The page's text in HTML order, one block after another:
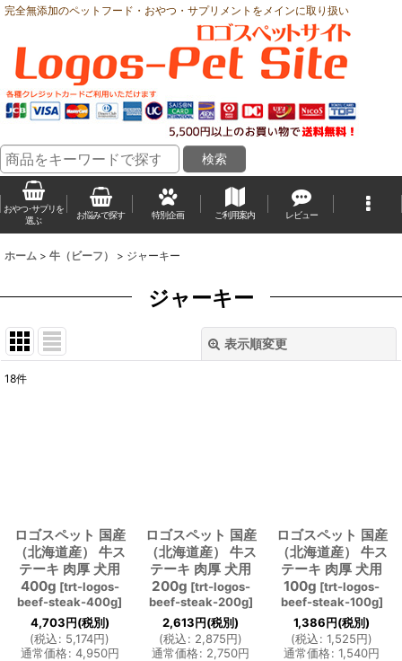
完全無添加のペットフード・おやつ・サプリメントをメインに取り扱い
おやつ･サプリを
選ぶ
お悩みで探す 特別企画 ご利用案内 レビュー
ホーム > 牛（ビーフ） > ジャーキー
ジャーキー
表示順変更
18件
ロゴスペット 国産
（北海道産） 牛ス
テーキ 肉厚 犬用
400g [trt-logos-
beef-steak-400g]
4,703円(税別)
(税込: 5,174円)
通常価格: 4,950円
ロゴスペット 国産
（北海道産） 牛ス
テーキ 肉厚 犬用
200g [trt-logos-
beef-steak-200g]
2,613円(税別)
(税込: 2,875円)
通常価格: 2,750円
ロゴスペット 国産
（北海道産） 牛ス
テーキ 肉厚 犬用
100g [trt-logos-
beef-steak-100g]
1,386円(税別)
(税込: 1,525円)
通常価格: 1,540円